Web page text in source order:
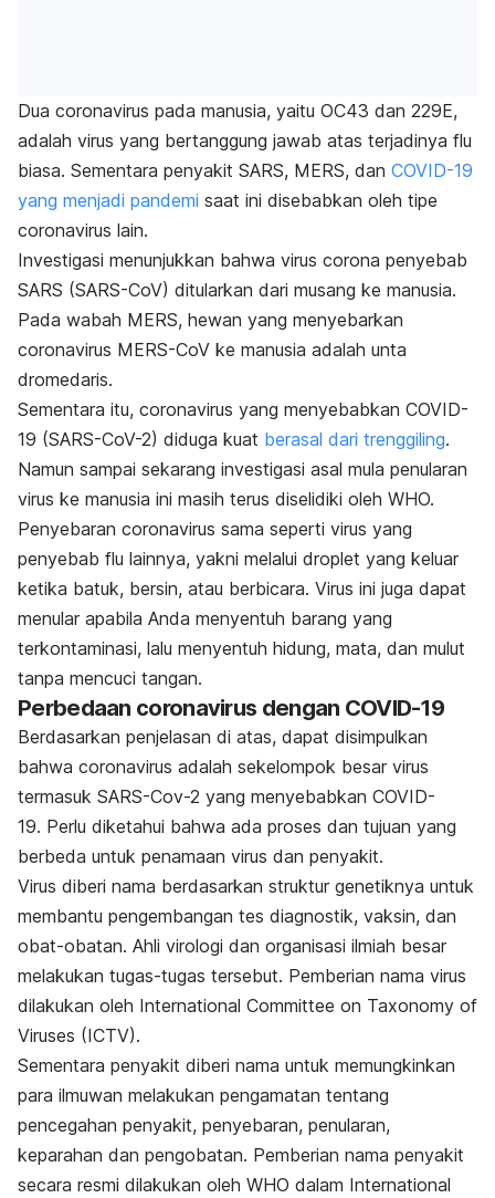
Dua coronavirus pada manusia, yaitu OC43 dan 229E,
adalah virus yang bertanggung jawab atas terjadinya flu
biasa. Sementara penyakit SARS, MERS, dan COVID-19
yang menjadi pandemi saat ini disebabkan oleh tipe
coronavirus lain.
Investigasi menunjukkan bahwa virus corona penyebab
SARS (SARS-CoV) ditularkan dari musang ke manusia.
Pada wabah MERS, hewan yang menyebarkan
coronavirus MERS-CoV ke manusia adalah unta
dromedaris.
Sementara itu, coronavirus yang menyebabkan COVID-
19 (SARS-CoV-2) diduga kuat berasal dari trenggiling.
Namun sampai sekarang investigasi asal mula penularan
virus ke manusia ini masih terus diselidiki oleh WHO.
Penyebaran coronavirus sama seperti virus yang
penyebab flu lainnya, yakni melalui droplet yang keluar
ketika batuk, bersin, atau berbicara. Virus ini juga dapat
menular apabila Anda menyentuh barang yang
terkontaminasi, lalu menyentuh hidung, mata, dan mulut
tanpa mencuci tangan.
Perbedaan coronavirus dengan COVID-19
Berdasarkan penjelasan di atas, dapat disimpulkan
bahwa coronavirus adalah sekelompok besar virus
termasuk SARS-Cov-2 yang menyebabkan COVID-
19. Perlu diketahui bahwa ada proses dan tujuan yang
berbeda untuk penamaan virus dan penyakit.
Virus diberi nama berdasarkan struktur genetiknya untuk
membantu pengembangan tes diagnostik, vaksin, dan
obat-obatan. Ahli virologi dan organisasi ilmiah besar
melakukan tugas-tugas tersebut. Pemberian nama virus
dilakukan oleh International Committee on Taxonomy of
Viruses (ICTV).
Sementara penyakit diberi nama untuk memungkinkan
para ilmuwan melakukan pengamatan tentang
pencegahan penyakit, penyebaran, penularan,
keparahan dan pengobatan. Pemberian nama penyakit
secara resmi dilakukan oleh WHO dalam International